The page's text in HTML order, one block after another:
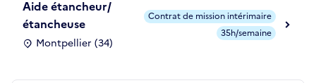
Aide étancheur/
étancheuse
Montpellier (34)
Contrat de mission intérimaire
35h/semaine